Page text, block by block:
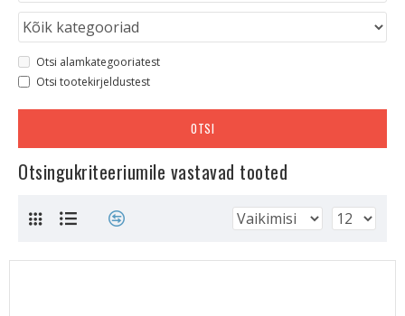
Otsi alamkategooriatest
Otsi tootekirjeldustest
OTSI
Otsingukriteeriumile vastavad tooted